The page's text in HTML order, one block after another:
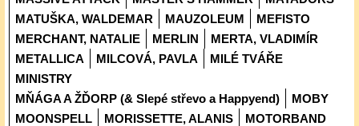
MATUŠKA, WALDEMAR
MAUZOLEUM
MEFISTO
MERCHANT, NATALIE
MERLIN
MERTA, VLADIMÍR
METALLICA
MILCOVÁ, PAVLA
MILÉ TVÁŘE
MINISTRY
MŇÁGA A ŽĎORP (& Slepé střevo a Happyend)
MOBY
MOONSPELL
MORISSETTE, ALANIS
MOTORBAND